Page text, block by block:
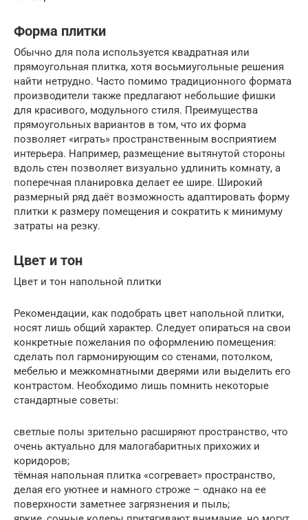
Форма плитки
Обычно для пола используется квадратная или
прямоугольная плитка, хотя восьмиугольные решения
найти нетрудно. Часто помимо традиционного формата
производители также предлагают небольшие фишки
для красивого, модульного стиля. Преимущества
прямоугольных вариантов в том, что их форма
позволяет «играть» пространственным восприятием
интерьера. Например, размещение вытянутой стороны
вдоль стен позволяет визуально удлинить комнату, а
поперечная планировка делает ее шире. Широкий
размерный ряд даёт возможность адаптировать форму
плитки к размеру помещения и сократить к минимуму
затраты на резку.
Цвет и тон
Цвет и тон напольной плитки
Рекомендации, как подобрать цвет напольной плитки,
носят лишь общий характер. Следует опираться на свои
конкретные пожелания по оформлению помещения:
сделать пол гармонирующим со стенами, потолком,
мебелью и межкомнатными дверями или выделить его
контрастом. Необходимо лишь помнить некоторые
стандартные советы:
светлые полы зрительно расширяют пространство, что
очень актуально для малогабаритных прихожих и
коридоров;
тёмная напольная плитка «согревает» пространство,
делая его уютнее и намного строже – однако на ее
поверхности заметнее загрязнения и пыль;